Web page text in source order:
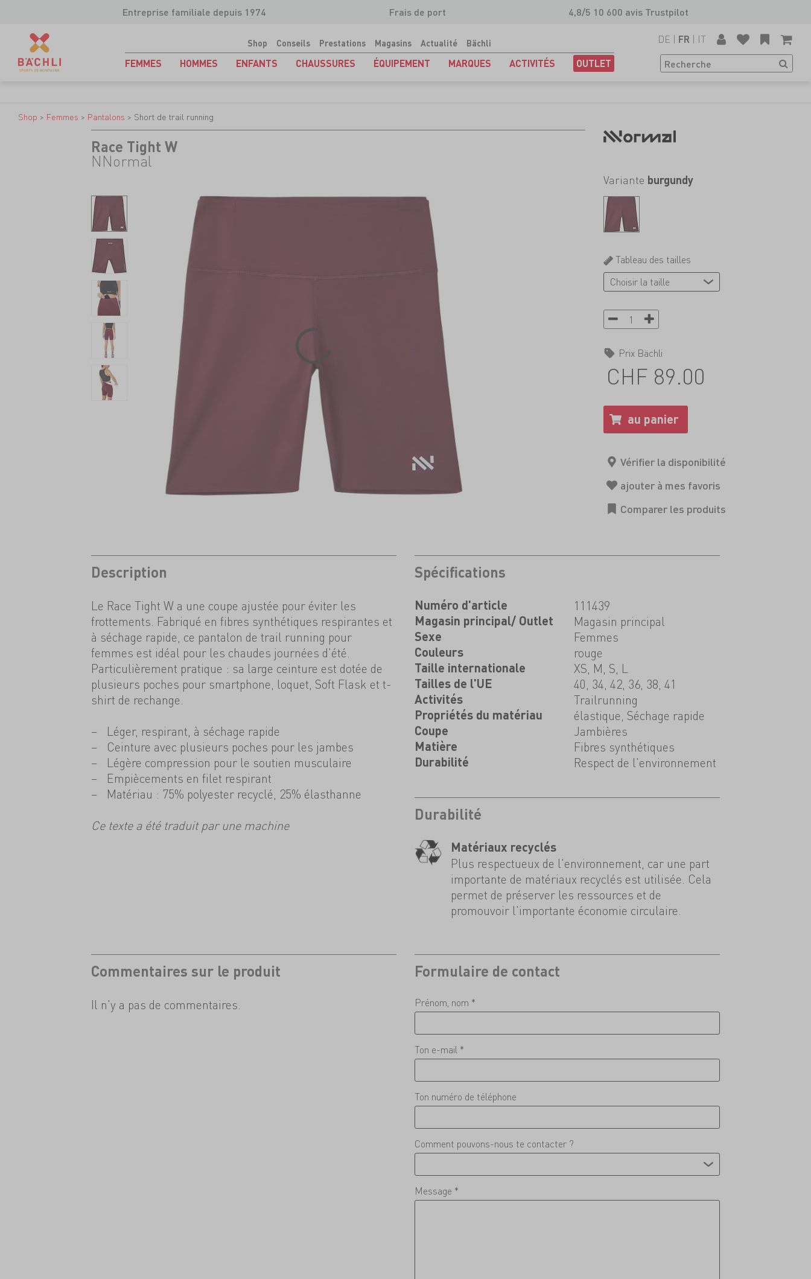
Entreprise familiale depuis 1974 Frais de port 4,8/5 10 600 avis Trustpilot
Shop Conseils Prestations Magasins Actualité Bächli
FEMMES HOMMES ENFANTS CHAUSSURES ÉQUIPEMENT MARQUES ACTIVITÉS OUTLET
DE | FR | IT
Shop > Femmes > Pantalons > Short de trail running
Race Tight W
NNormal
Variante burgundy
Tableau des tailles
Prix Bächli
CHF 89.00
Description
Le Race Tight W a une coupe ajustée pour éviter les
frottements. Fabriqué en fibres synthétiques respirantes et
à séchage rapide, ce pantalon de trail running pour
femmes est idéal pour les chaudes journées d'été.
Particulièrement pratique : sa large ceinture est dotée de
plusieurs poches pour smartphone, loquet, Soft Flask et t-
shirt de rechange.
Léger, respirant, à séchage rapide
Ceinture avec plusieurs poches pour les jambes
Légère compression pour le soutien musculaire
Empiècements en filet respirant
Matériau : 75% polyester recyclé, 25% élasthanne
Ce texte a été traduit par une machine
Spécifications
Numéro d'article 111439
Magasin principal/ Outlet Magasin principal
Sexe Femmes
Couleurs rouge
Taille internationale XS, M, S, L
Tailles de l'UE 40, 34, 42, 36, 38, 41
Activités Trailrunning
Propriétés du matériau élastique, Séchage rapide
Coupe Jambières
Matière Fibres synthétiques
Durabilité Respect de l'environnement
Durabilité
Matériaux recyclés
Plus respectueux de l'environnement, car une part
importante de matériaux recyclés est utilisée. Cela
permet de préserver les ressources et de
promouvoir l'importante économie circulaire.
Commentaires sur le produit
Il n'y a pas de commentaires.
Formulaire de contact
Prénom, nom *
Ton e-mail *
Ton numéro de téléphone
Comment pouvons-nous te contacter ?
Message *